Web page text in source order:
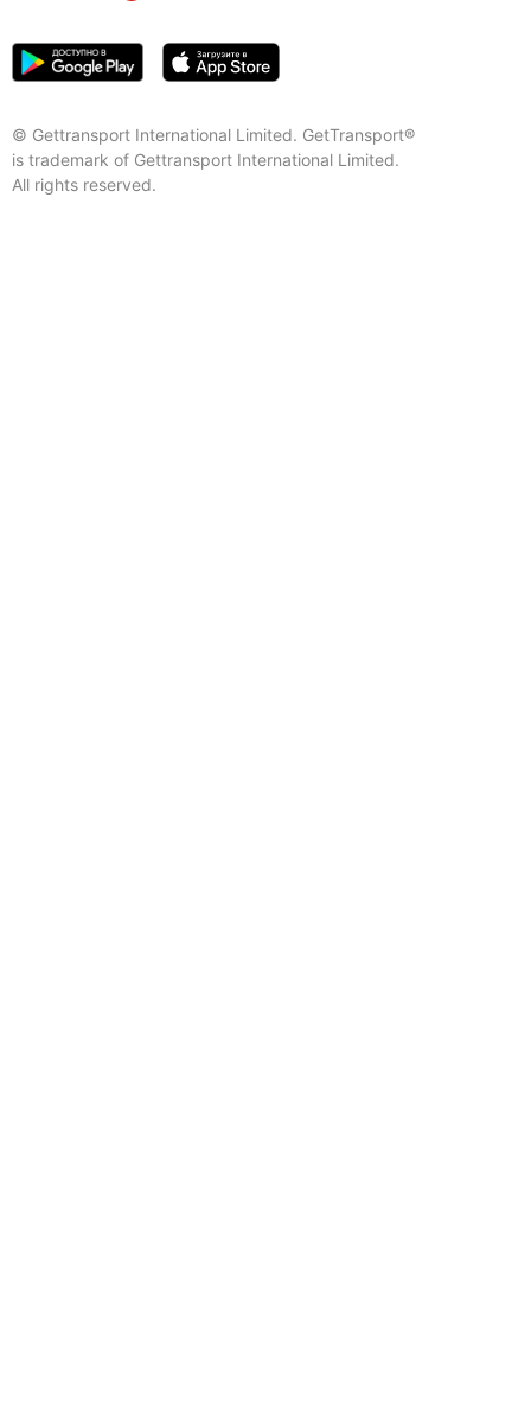
© Gettransport International Limited. GetTransport®
is trademark of Gettransport International Limited.
All rights reserved.